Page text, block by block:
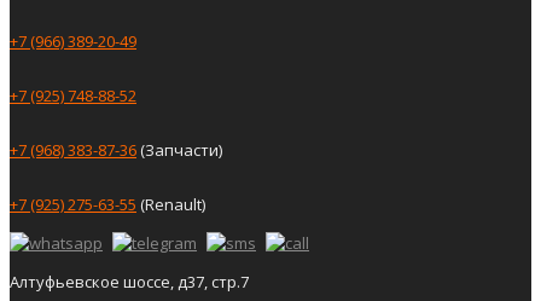
+7 (966) 389-20-49
+7 (925) 748-88-52
+7 (968) 383-87-36(Запчасти)
+7 (925) 275-63-55 (Renault)
Алтуфьевское шоссе, д37, стр.7